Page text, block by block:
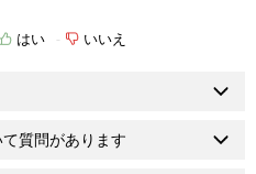
はい いいえ
質問があります